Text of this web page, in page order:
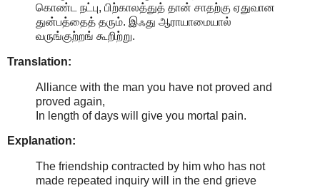
கொண்ட நட்பு, பிற்காலத்துத் தான் சாதற்கு ஏதுவான
துன்பத்தைத் தரும். இஃது ஆராயாமையால்
வருங்குற்றங் கூறிற்று.
Translation:
Alliance with the man you have not proved and
proved again,
In length of days will give you mortal pain.
Explanation:
The friendship contracted by him who has not
made repeated inquiry will in the end grieve